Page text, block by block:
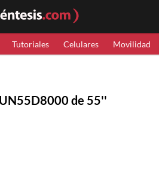
Tutoriales Celulares Movilidad
de 55''